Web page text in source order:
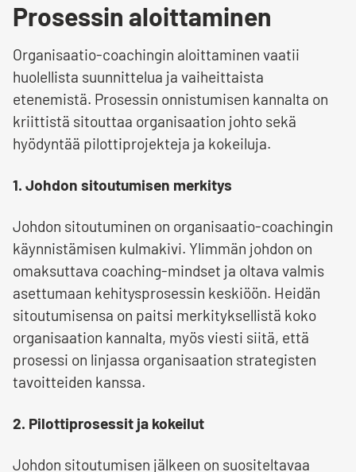
Prosessin aloittaminen
Organisaatio-coachingin aloittaminen vaatii
huolellista suunnittelua ja vaiheittaista
etenemistä. Prosessin onnistumisen kannalta on
kriittistä sitouttaa organisaation johto sekä
hyödyntää pilottiprojekteja ja kokeiluja.
1. Johdon sitoutumisen merkitys
Johdon sitoutuminen on organisaatio-coachingin
käynnistämisen kulmakivi. Ylimmän johdon on
omaksuttava coaching-mindset ja oltava valmis
asettumaan kehitysprosessin keskiöön. Heidän
sitoutumisensa on paitsi merkityksellistä koko
organisaation kannalta, myös viesti siitä, että
prosessi on linjassa organisaation strategisten
tavoitteiden kanssa.
2. Pilottiprosessit ja kokeilut
Johdon sitoutumisen jälkeen on suositeltavaa